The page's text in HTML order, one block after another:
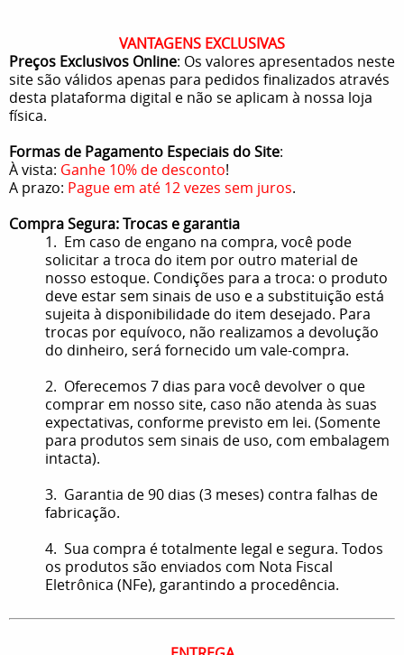
VANTAGENS EXCLUSIVAS
Preços Exclusivos Online: Os valores apresentados neste
site são válidos apenas para pedidos finalizados através
desta plataforma digital e não se aplicam à nossa loja
física.
Formas de Pagamento Especiais do Site:
À vista: Ganhe 10% de desconto!
A prazo: Pague em até 12 vezes sem juros.
Compra Segura: Trocas e garantia
1. Em caso de engano na compra, você pode
solicitar a troca do item por outro material de
nosso estoque. Condições para a troca: o produto
deve estar sem sinais de uso e a substituição está
sujeita à disponibilidade do item desejado. Para
trocas por equívoco, não realizamos a devolução
do dinheiro, será fornecido um vale-compra.
2. Oferecemos 7 dias para você devolver o que
comprar em nosso site, caso não atenda às suas
expectativas, conforme previsto em lei. (Somente
para produtos sem sinais de uso, com embalagem
intacta).
3. Garantia de 90 dias (3 meses) contra falhas de
fabricação.
4. Sua compra é totalmente legal e segura. Todos
os produtos são enviados com Nota Fiscal
Eletrônica (NFe), garantindo a procedência.